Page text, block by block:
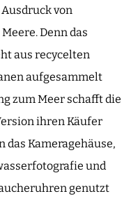
von
Denn das
aus recycelten
aufgesammelt
zum Meer schafft die
ihren Käufer
Kameragehäuse,
und
genutzt